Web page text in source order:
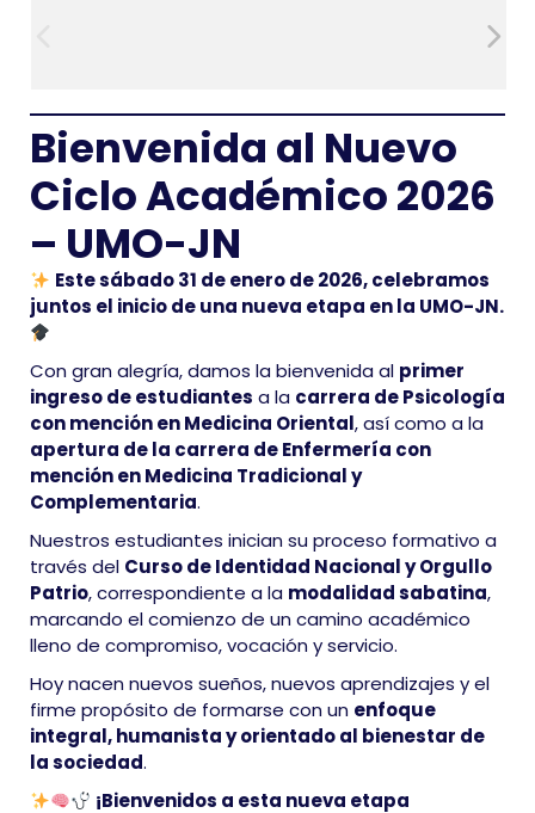
Bienvenida al Nuevo
Ciclo Académico 2026
– UMO-JN
Este sábado 31 de enero de 2026, celebramos
juntos el inicio de una nueva etapa en la UMO-JN.
Con gran alegría, damos la bienvenida al primer
ingreso de estudiantes a la carrera de Psicología
con mención en Medicina Oriental, así como a la
apertura de la carrera de Enfermería con
mención en Medicina Tradicional y
Complementaria.
Nuestros estudiantes inician su proceso formativo a
través del Curso de Identidad Nacional y Orgullo
Patrio, correspondiente a la modalidad sabatina,
marcando el comienzo de un camino académico
lleno de compromiso, vocación y servicio.
Hoy nacen nuevos sueños, nuevos aprendizajes y el
firme propósito de formarse con un enfoque
integral, humanista y orientado al bienestar de
la sociedad.
¡Bienvenidos a esta nueva etapa